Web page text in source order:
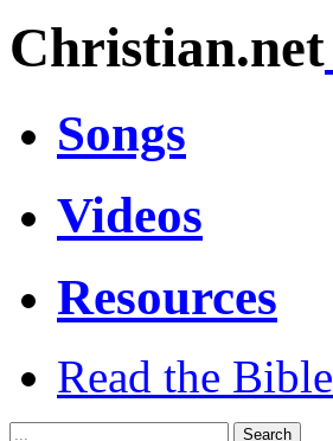
Christian.net
Songs
Videos
Resources
Read the Bible